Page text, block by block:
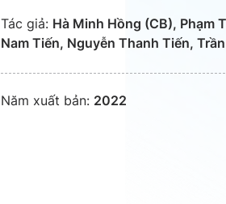
Tác giả: Hà Minh Hồng (CB), Phạm
Nam Tiến, Nguyễn Thanh Tiến,
Năm xuất bản: 2022